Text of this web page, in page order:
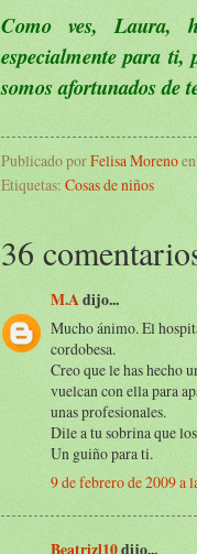
Como ves, Laura,
especialmente para ti,
somos afortunados de
Publicado porFelisa Morenoen
Etiquetas: Cosas de niños
36
M.Adijo...
Mucho ánimo. El
cordobesa.
Creo que le has hecho
vuelcan con ella para
unas profesionales.
Dile a tu sobrina que
Un guiño para ti.
9 de febrero de 2009 a
Beatrizl10dijo...